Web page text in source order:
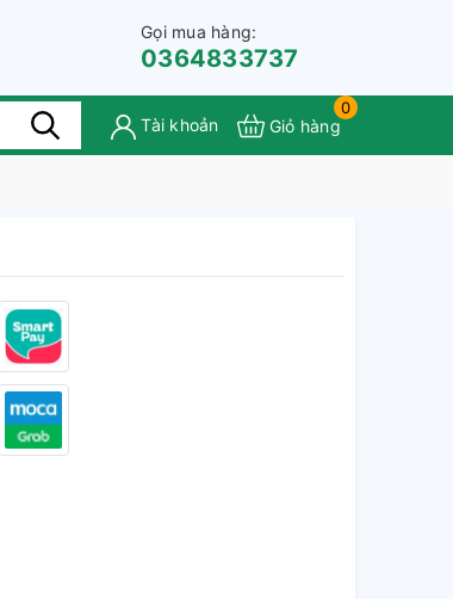
Gọi mua hàng:
0364833737
Tài khoản
0
Giỏ hàng